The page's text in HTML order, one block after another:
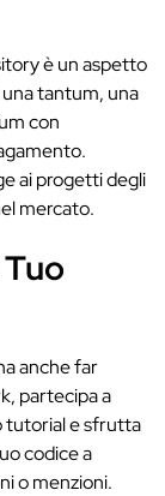
è un aspetto
tantum, una
con
ai progetti degli
mercato.
anche far
partecipa a
tutorial e sfrutta
codice a
o menzioni.